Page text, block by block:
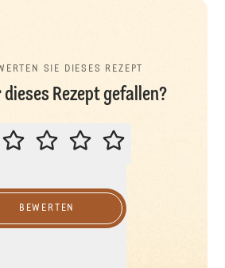
SIE DIESES REZEPT
Rezept gefallen?
BITTE BEWERTEN SIE DIESES
BEWERTEN